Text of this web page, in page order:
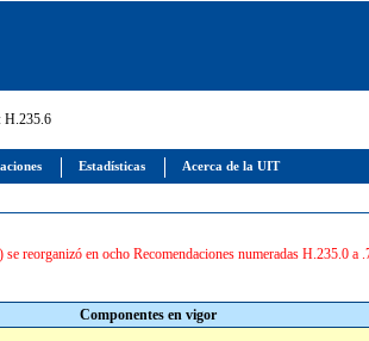
Estadísticas Acerca de la UIT
: H.235.6
reorganizó en ocho Recomendaciones numeradas H.235.0
Componentes en vigor